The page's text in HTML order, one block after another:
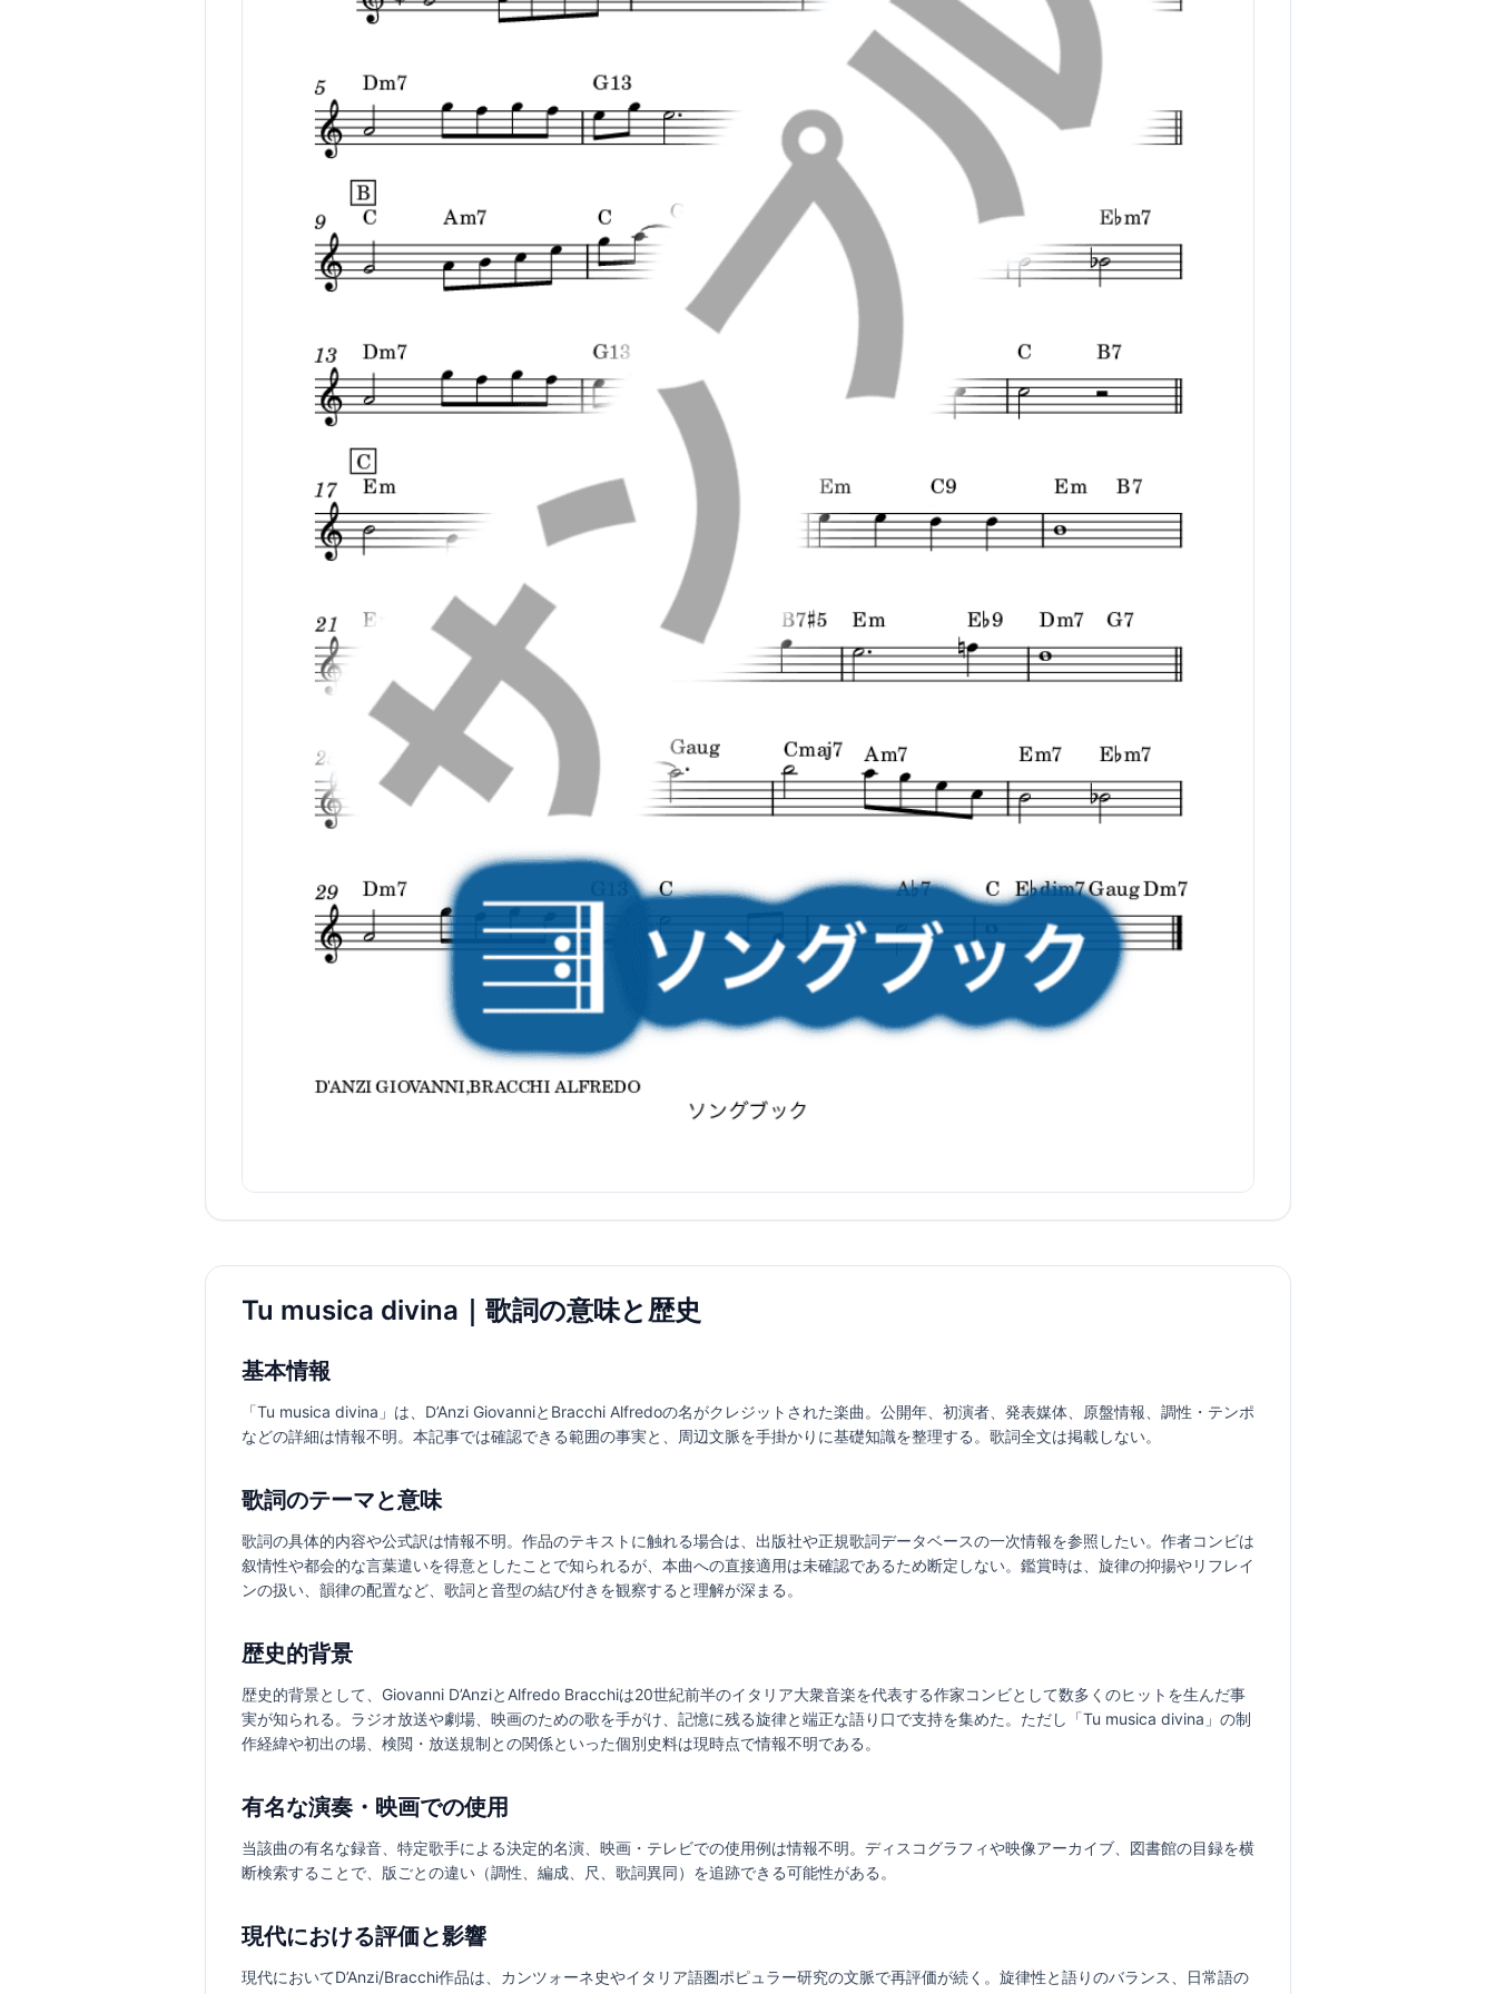
Tu musica divina｜歌詞の意味と歴史
基本情報
「Tu musica divina」は、D’Anzi GiovanniとBracchi Alfredoの名がクレジットされた楽曲。公開年、初演者、発表媒体、原盤情報、調性・テンポ
などの詳細は情報不明。本記事では確認できる範囲の事実と、周辺文脈を手掛かりに基礎知識を整理する。歌詞全文は掲載しない。
歌詞のテーマと意味
歌詞の具体的内容や公式訳は情報不明。作品のテキストに触れる場合は、出版社や正規歌詞データベースの一次情報を参照したい。作者コンビは
叙情性や都会的な言葉遣いを得意としたことで知られるが、本曲への直接適用は未確認であるため断定しない。鑑賞時は、旋律の抑揚やリフレイ
ンの扱い、韻律の配置など、歌詞と音型の結び付きを観察すると理解が深まる。
歴史的背景
歴史的背景として、Giovanni D’AnziとAlfredo Bracchiは20世紀前半のイタリア大衆音楽を代表する作家コンビとして数多くのヒットを生んだ事
実が知られる。ラジオ放送や劇場、映画のための歌を手がけ、記憶に残る旋律と端正な語り口で支持を集めた。ただし「Tu musica divina」の制
作経緯や初出の場、検閲・放送規制との関係といった個別史料は現時点で情報不明である。
有名な演奏・映画での使用
当該曲の有名な録音、特定歌手による決定的名演、映画・テレビでの使用例は情報不明。ディスコグラフィや映像アーカイブ、図書館の目録を横
断検索することで、版ごとの違い（調性、編成、尺、歌詞異同）を追跡できる可能性がある。
現代における評価と影響
現代においてD’Anzi/Bracchi作品は、カンツォーネ史やイタリア語圏ポピュラー研究の文脈で再評価が続く。旋律性と語りのバランス、日常語の